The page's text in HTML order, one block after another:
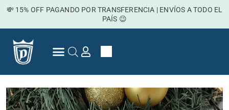
contenido
💸 15% OFF PAGANDO POR TRANSFERENCIA | ENVÍOS A TODO EL
PAÍS 😉
Cart